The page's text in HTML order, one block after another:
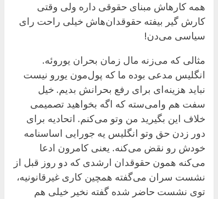
همه کارهاش مبنای حقوقی داره ولی وقتی
کارش گیر بیفته حقوقدان‌هاش خیلی راحت رای
سیاسی می‌دن!
مثالی که می‌زنه مال زمان بحران یوروئه.
انگلیس مدعی بوده ما که پول‌مون یورو نیست
نباید هزینه‌ای برای رفع بحرانش بدیم. خیل
سفت هم وامی‌سته که اگه بخواهید تصمیمی
خلاف این بگیرید من وتو می‌کنم. اتحادیه برای
دور زدن حق وتو انگلیس یه جورایی اساسنامه
خودش رو نقض می‌کنه. یعنی کامرون ادعا
می‌کنه همون حقوقدان‌ ارشدی که دو روز قبل از
نشست سران می‌گفته همچین کاری غیرقانونیه،
توی نشست حاضر شده گفته نخیر خیلی هم